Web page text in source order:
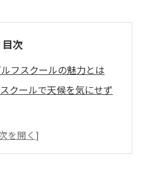
目次
フスクールの魅力とは
クールで天候を気にせず
る浦安の活気ある環境